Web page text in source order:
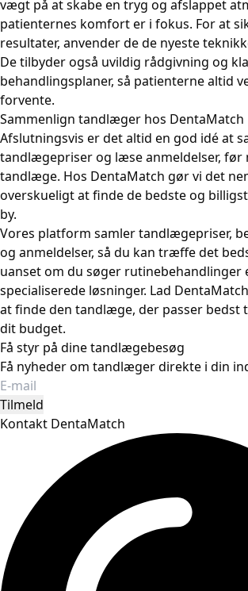
vægt på at skabe en tryg og afslappet
patienternes komfort er i fokus. For at
resultater, anvender de de nyeste
De tilbyder også uvildig rådgivning og
behandlingsplaner, så patienterne altid
forvente.
Sammenlign tandlæger hos DentaMatch
Afslutningsvis er det altid en god idé at
tandlægepriser og læse anmeldelser, før
tandlæge. Hos DentaMatch gør vi det
overskueligt at finde de bedste og
by.
Vores platform samler tandlægepriser,
og anmeldelser, så du kan træffe det
uanset om du søger rutinebehandlinger
specialiserede løsninger. Lad
at finde den tandlæge, der passer bedst
dit budget.
Få styr på dine tandlægebesøg
Få nyheder om tandlæger direkte i din
Tilmeld
Kontakt DentaMatch